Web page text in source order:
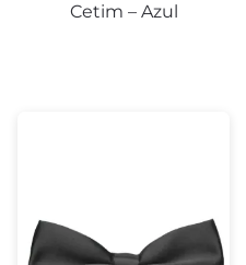
Cetim – Azul